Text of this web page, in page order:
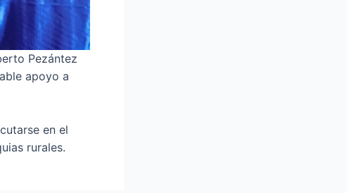
Pezántez
apoyo a
en el
rurales.